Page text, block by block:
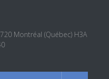
Montréal (Québec) H3A